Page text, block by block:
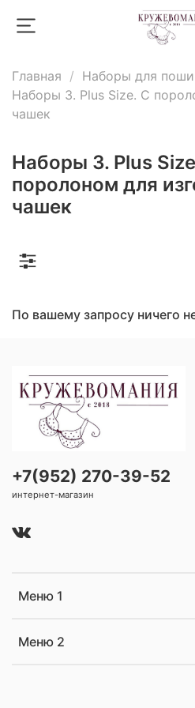
Главная
Наборы для
Наборы 3. Plus Size. С
чашек
Наборы 3. Plus
поролоном для
чашек
По вашему запросу ничего
Меню 1
Меню 2
+7(952) 270-39-52
интернет-магазин